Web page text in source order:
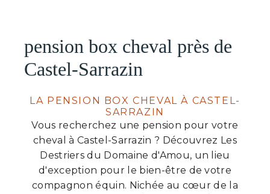
pension box cheval près de
Castel-Sarrazin
LA PENSION BOX CHEVAL À CASTEL-
SARRAZIN
Vous recherchez une pension pour votre
cheval à Castel-Sarrazin ? Découvrez Les
Destriers du Domaine d'Amou, un lieu
d'exception pour le bien-être de votre
compagnon équin. Nichée au cœur de la